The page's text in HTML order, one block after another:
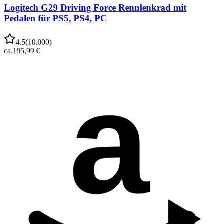
Logitech G29 Driving Force Rennlenkrad mit
Pedalen für PS5, PS4, PC
4.5(10.000)
ca.195,99 €
a